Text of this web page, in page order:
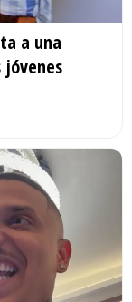
a una
jóvenes